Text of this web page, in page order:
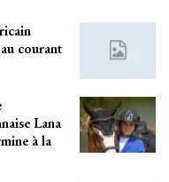
courant
Lana
à la